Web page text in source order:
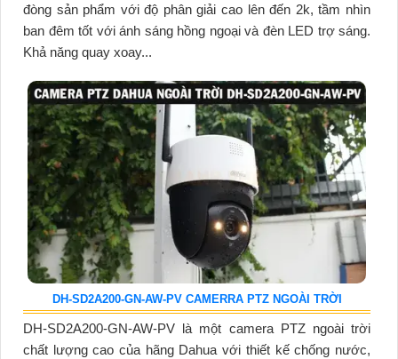
đòng sản phẩm với độ phân giải cao lên đến 2k, tầm nhìn
ban đêm tốt với ánh sáng hồng ngoại và đèn LED trợ sáng.
Khả năng quay xoay...
DH-SD2A200-GN-AW-PV CAMERRA PTZ NGOÀI TRỜI
DH-SD2A200-GN-AW-PV là một camera PTZ ngoài trời
chất lượng cao của hãng Dahua với thiết kế chống nước,